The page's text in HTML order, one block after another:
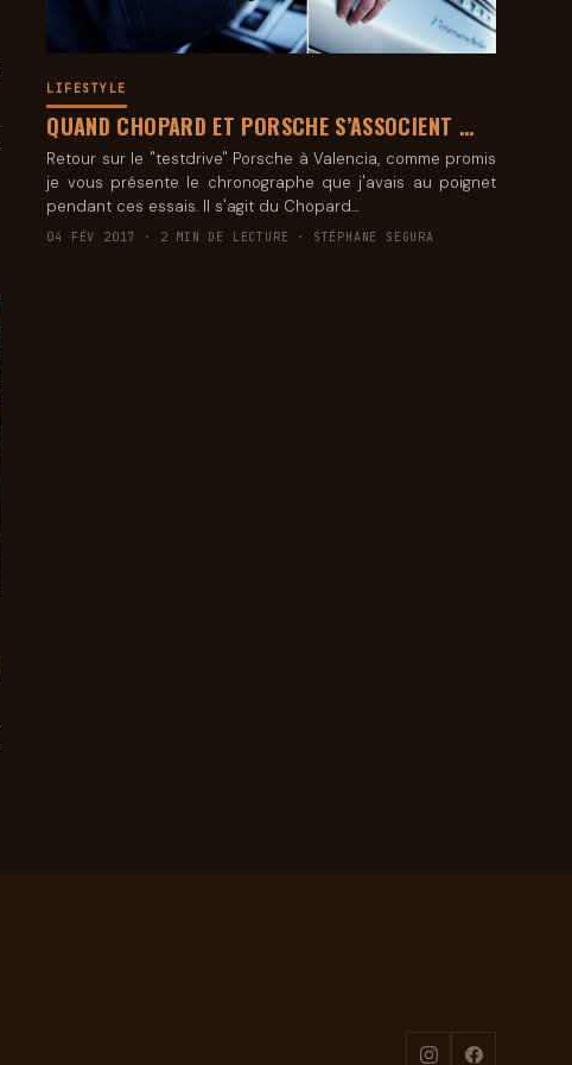
LIFESTYLE
QUAND CHOPARD ET PORSCHE S’ASSOCIENT …
Retour sur le "testdrive" Porsche à Valencia, comme promis
je vous présente le chronographe que j'avais au poignet
pendant ces essais. Il s'agit du Chopard…
04 FÉV 2017 · 2 MIN DE LECTURE · STÉPHANE SEGURA